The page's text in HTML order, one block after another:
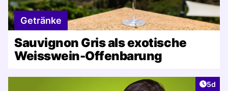
Getränke
Sauvignon Gris als exotische
Weisswein-Offenbarung
5d